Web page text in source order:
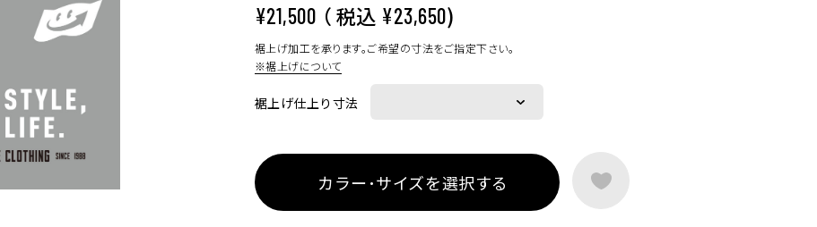
¥21,500 （ 税込 ¥23,650)
裾上げ加工を承ります。ご希望の寸法をご指定下さい。
※裾上げについて
裾上げ仕上り寸法
カラー･サイズを選択する